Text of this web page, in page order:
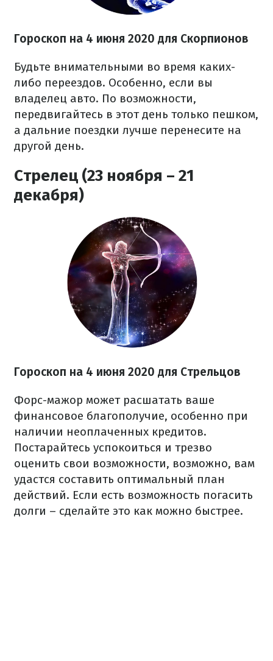
Гороскоп на 4 июня 2020 для Скорпионов
Будьте внимательными во время каких-
либо переездов. Особенно, если вы
владелец авто. По возможности,
передвигайтесь в этот день только пешком,
а дальние поездки лучше перенесите на
другой день.
Стрелец (23 ноября – 21
декабря)
Гороскоп на 4 июня 2020 для Стрельцов
Форс-мажор может расшатать ваше
финансовое благополучие, особенно при
наличии неоплаченных кредитов.
Постарайтесь успокоиться и трезво
оценить свои возможности, возможно, вам
удастся составить оптимальный план
действий. Если есть возможность погасить
долги – сделайте это как можно быстрее.